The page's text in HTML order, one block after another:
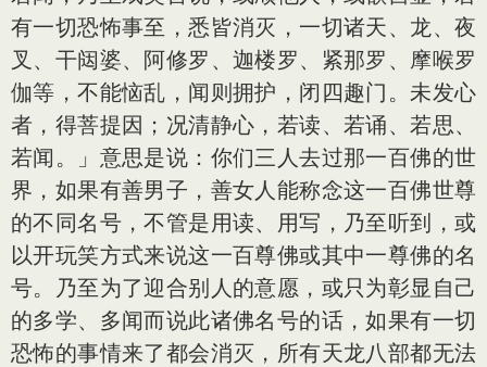
有一切恐怖事至，悉皆消灭，一切诸天、龙、夜
叉、干闼婆、阿修罗、迦楼罗、紧那罗、摩喉罗
伽等，不能恼乱，闻则拥护，闭四趣门。未发心
者，得菩提因；况清静心，若读、若诵、若思、
若闻。」意思是说：你们三人去过那一百佛的世
界，如果有善男子，善女人能称念这一百佛世尊
的不同名号，不管是用读、用写，乃至听到，或
以开玩笑方式来说这一百尊佛或其中一尊佛的名
号。乃至为了迎合别人的意愿，或只为彰显自己
的多学、多闻而说此诸佛名号的话，如果有一切
恐怖的事情来了都会消灭，所有天龙八部都无法